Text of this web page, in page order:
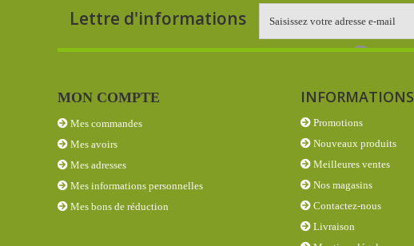
Lettre d'informations
MON COMPTE
Mes commandes
Mes avoirs
Mes adresses
Mes informations personnelles
Mes bons de réduction
INFORMATIONS
Promotions
Nouveaux produits
Meilleures ventes
Nos magasins
Contactez-nous
Livraison